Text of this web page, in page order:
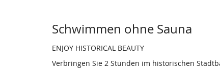
Produkte
Schwimmen ohne Sauna
ENJOY HISTORICAL BEAUTY
Verbringen Sie 2 Stunden im historischen